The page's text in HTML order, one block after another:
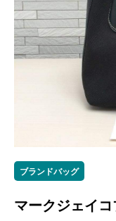
ブランドバッグ
マークジェイ